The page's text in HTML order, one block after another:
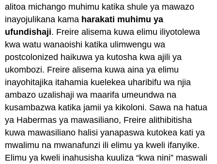
alitoa michango muhimu katika shule ya mawazo
inayojulikana kama harakati muhimu ya
ufundishaji. Freire alisema kuwa elimu iliyotolewa
kwa watu wanaoishi katika ulimwengu wa
postcolonized haikuwa ya kutosha kwa ajili ya
ukombozi. Freire alisema kuwa aina ya elimu
inayohitajika itahamia kuelekea uharibifu wa njia
ambazo uzalishaji wa maarifa umeundwa na
kusambazwa katika jamii ya kikoloni. Sawa na hatua
ya Habermas ya mawasiliano, Freire alithibitisha
kuwa mawasiliano halisi yanapaswa kutokea kati ya
mwalimu na mwanafunzi ili elimu ya kweli ifanyike.
Elimu ya kweli inahusisha kuuliza “kwa nini” maswali